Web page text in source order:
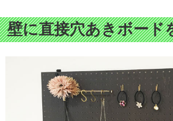
壁に直接穴あきボード